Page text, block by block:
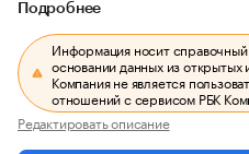
Подробнее
Информация носит
основании данных из открытых
Компания не является
отношений с сервисом РБК
Редактировать описание